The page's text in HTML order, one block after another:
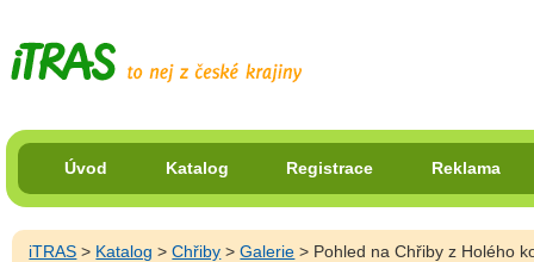
Úvod Katalog Registrace Reklama
iTRAS > Katalog >Chřiby >Galerie > Pohled na Chřiby z Holého